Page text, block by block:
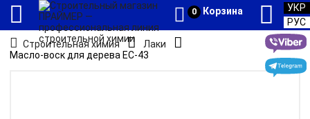
0 Корзина
УКР
РУС
Строительная химия
Лаки
Масло-воск для дерева ЕС-43